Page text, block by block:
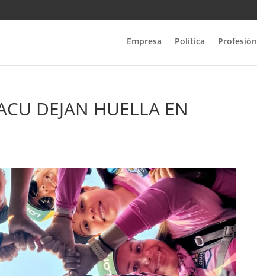
Empresa Política Profesión
DEJAN HUELLA EN